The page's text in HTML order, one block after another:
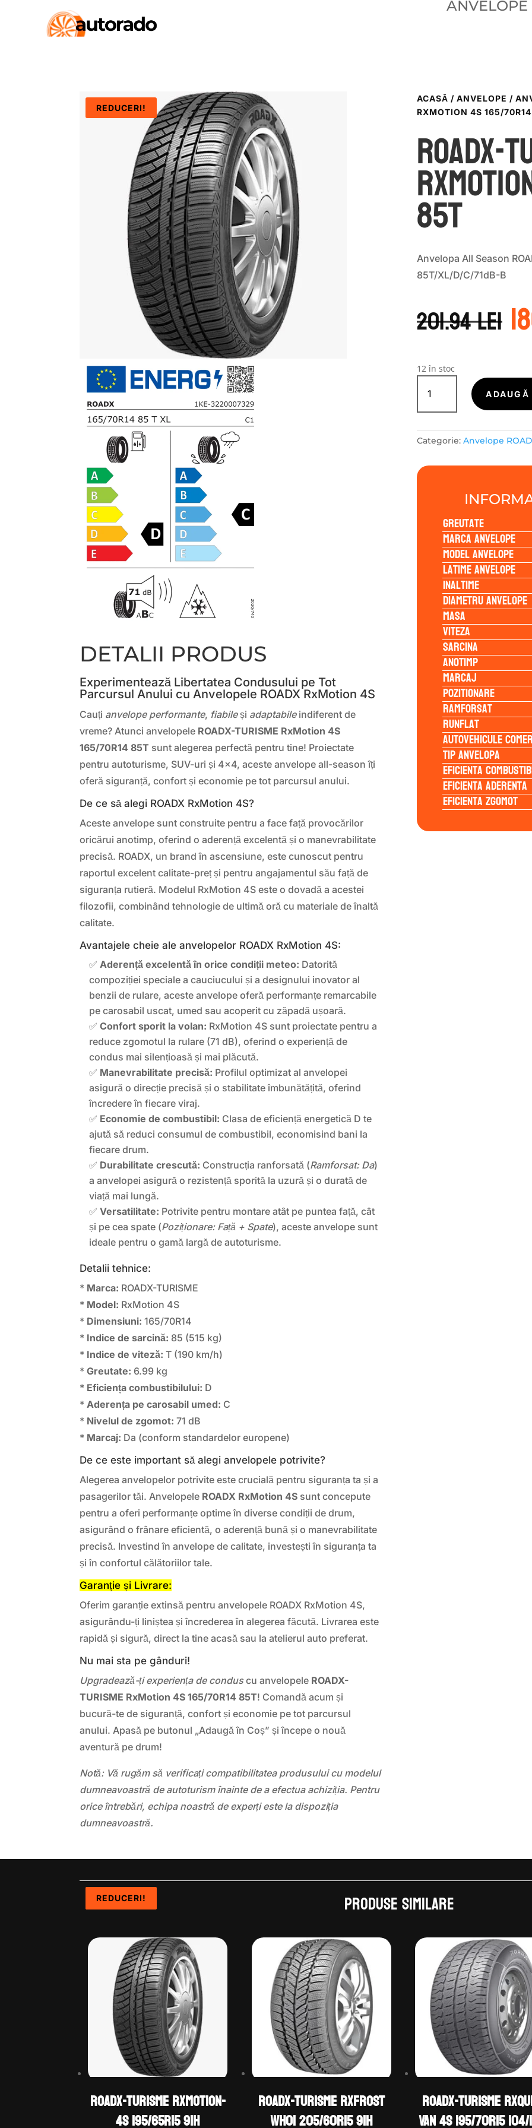
ANVELOPE
REDUCERI!
DETALII PRODUS
Experimentează Libertatea Condusului pe Tot
Parcursul Anului cu Anvelopele ROADX RxMotion 4S
Cauți anvelope performante, fiabileși adaptabileindiferent de
vreme? Atunci anvelopele ROADX-TURISME RxMotion 4S
165/70R14 85T sunt alegerea perfectă pentru tine! Proiectate
pentru autoturisme, SUV-uri și 4×4, aceste anvelope all-season îți
oferă siguranță, confort și economie pe tot parcursul anului.
De ce să alegi ROADX RxMotion 4S?
Aceste anvelope sunt construite pentru a face față provocărilor
oricărui anotimp, oferind o aderență excelentă și o manevrabilitate
precisă. ROADX, un brand în ascensiune, este cunoscut pentru
raportul excelent calitate-preț și pentru angajamentul său față de
siguranța rutieră. Modelul RxMotion 4S este o dovadă a acestei
filozofii, combinând tehnologie de ultimă oră cu materiale de înaltă
calitate.
Avantajele cheie ale anvelopelor ROADX RxMotion 4S:
✅Aderență excelentă în orice condiții meteo: Datorită
compoziției speciale a cauciucului și a designului inovator al
benzii de rulare, aceste anvelope oferă performanțe remarcabile
pe carosabil uscat, umed sau acoperit cu zăpadă ușoară.
✅Confort sporit la volan: RxMotion 4S sunt proiectate pentru a
reduce zgomotul la rulare (71 dB), oferind o experiență de
condus mai silențioasă și mai plăcută.
✅ Manevrabilitate precisă: Profilul optimizat al anvelopei
asigură o direcție precisă și o stabilitate îmbunătățită, oferind
încredere în fiecare viraj.
✅ Economie de combustibil: Clasa de eficiență energetică D te
ajută să reduci consumul de combustibil, economisind bani la
fiecare drum.
✅ Durabilitate crescută: Construcția ranforsată (Ramforsat: Da)
a anvelopei asigură o rezistență sporită la uzură și o durată de
viață mai lungă.
✅Versatilitate: Potrivite pentru montare atât pe puntea față, cât
și pe cea spate (Poziționare: Față + Spate), aceste anvelope sunt
ideale pentru o gamă largă de autoturisme.
Detalii tehnice:
* Marca: ROADX-TURISME
* Model: RxMotion 4S
* Dimensiuni: 165/70R14
* Indice de sarcină: 85 (515 kg)
* Indice de viteză: T (190 km/h)
*Greutate: 6.99 kg
* Eficiența combustibilului: D
*Aderența pe carosabil umed: C
* Nivelul de zgomot: 71 dB
* Marcaj: Da (conform standardelor europene)
De ce este important să alegi anvelopele potrivite?
Alegerea anvelopelor potrivite este crucială pentru siguranța ta și a
pasagerilor tăi. Anvelopele ROADX RxMotion 4S sunt concepute
pentru a oferi performanțe optime în diverse condiții de drum,
asigurând o frânare eficientă, o aderență bună și o manevrabilitate
precisă. Investind în anvelope de calitate, investești în siguranța ta
și în confortul călătoriilor tale.
Garanție și Livrare:
Oferim garanție extinsă pentru anvelopele ROADX RxMotion 4S,
asigurându-ți liniștea și încrederea în alegerea făcută. Livrarea este
rapidă și sigură, direct la tine acasă sau la atelierul auto preferat.
Nu mai sta pe gânduri!
Upgradează-ți experiența de conduscu anvelopele ROADX-
TURISME RxMotion 4S 165/70R14 85T! Comandă acum și
bucură-te de siguranță, confort și economie pe tot parcursul
anului. Apasă pe butonul „Adaugă în Coș” și începe o nouă
aventură pe drum!
Notă: Vă rugăm să verificați compatibilitatea produsului cu modelul
dumneavoastră de autoturism înainte de a efectua achiziția. Pentru
orice întrebări, echipa noastră de experți este la dispoziția
dumneavoastră.
ACASĂ / ANVELOPE /
RXMOTION 4S 165/
ROADX-
85T
Anvelopa All Season
85T/XL/D/C/71dB-B
201.94lei a
12 în stoc
Cantitate
ROADX-
TURISME
4S
165/70R14
85T
Categorie: Anvelope
Greutate
Marca anvelope
Model anvelope
Latime anvelope
Inaltime
Diametru anvelope
Masa
Viteza
Sarcina
Anotimp
Marcaj
Pozitionare
Ramforsat
Runflat
Autovehicule
Tip anvelopa
Eficienta
Eficienta Aderenta
Eficienta Zgomot
Produse similare
REDUCERI!
ROADX-TURISME RXMOTION-
4S 195/65R15 91H
REDUCERI!
ROADX-TURISME RXFROST
WH01 205/60R15 91H
REDUCERI!
ROADX-TURISME
VAN 4S 195/70R15
REDUCERI!